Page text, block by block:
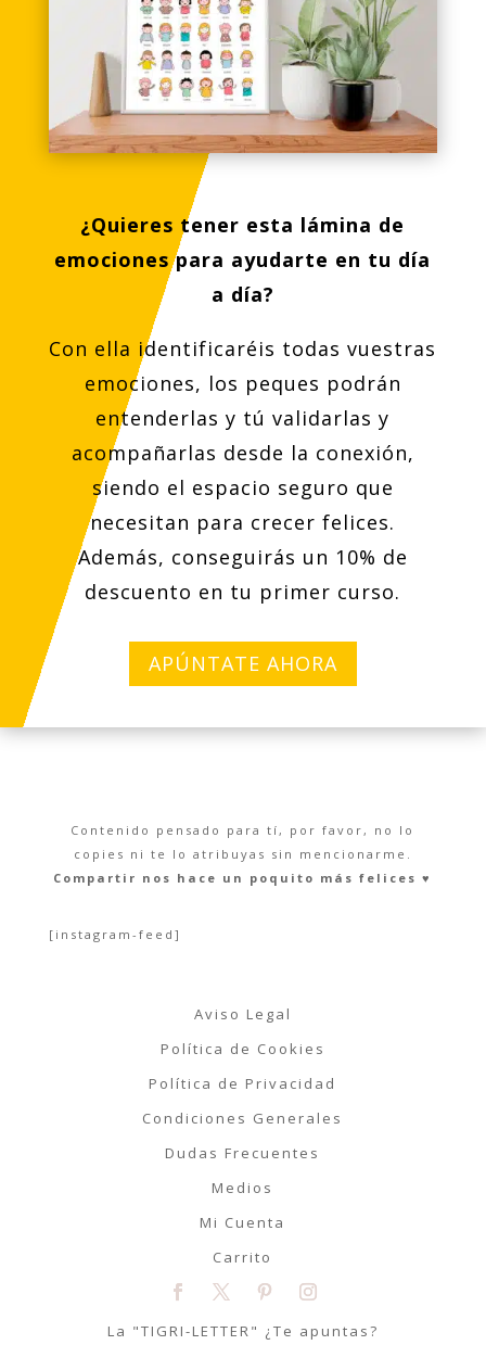
¿Quieres tener esta lámina de
emociones para ayudarte en tu día
a día?
Con ella identificaréis todas vuestras
emociones, los peques podrán
entenderlas y tú validarlas y
acompañarlas desde la conexión,
siendo el espacio seguro que
necesitan para crecer felices.
Además, conseguirás un 10% de
descuento en tu primer curso.
APÚNTATE AHORA
Contenido pensado para tí, por favor, no lo
copies ni te lo atribuyas sin mencionarme.
Compartir nos hace un poquito más felices ♥︎
[instagram-feed]
Aviso Legal
Política de Cookies
Política de Privacidad
Condiciones Generales
Dudas Frecuentes
Medios
Mi Cuenta
Carrito
La "TIGRI-LETTER" ¿Te apuntas?